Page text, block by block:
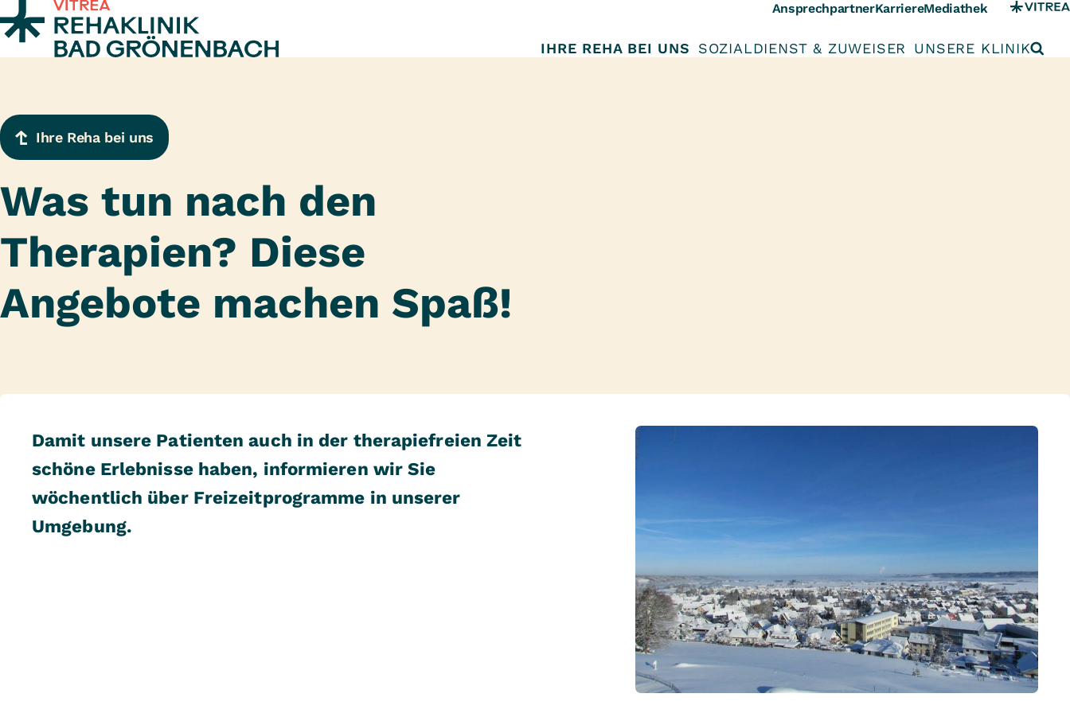
Zum Inhalt springen AnsprechpartnerKarriereMediathek
IHRE REHA BEI UNS SOZIALDIENST & ZUWEISER UNSERE KLINIK
Ihre Reha bei uns
Was tun nach den
Therapien? Diese
Angebote machen Spaß!
Damit unsere Patienten auch in der therapiefreien Zeit
schöne Erlebnisse haben, informieren wir Sie
wöchentlich über Freizeitprogramme in unserer
Umgebung.